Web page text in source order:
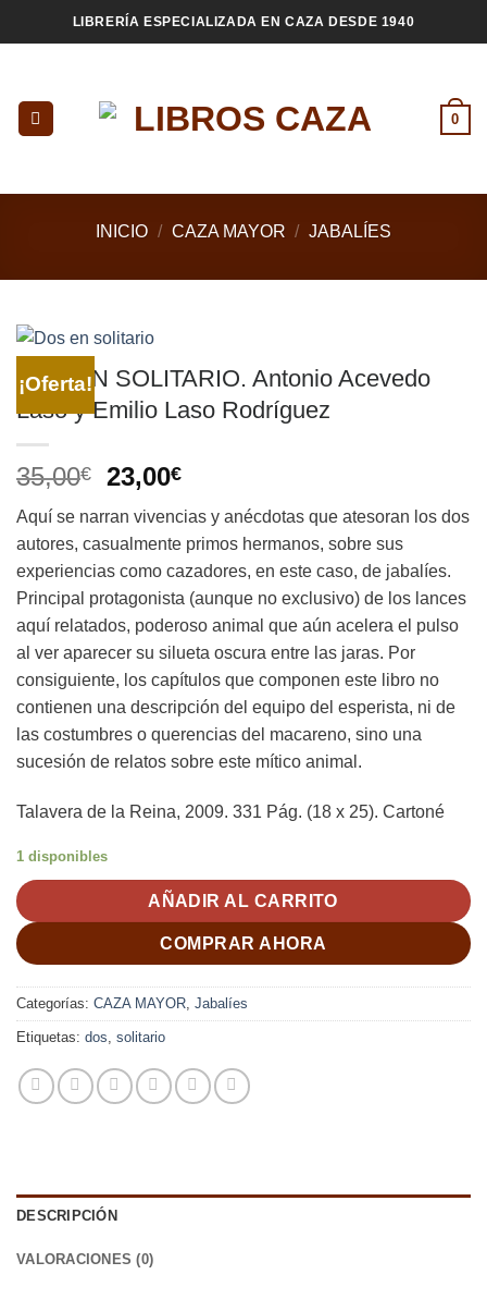
al
LIBRERÍA ESPECIALIZADA EN CAZA DESDE 1940
0
INICIO / CAZA MAYOR / JABALÍES
¡Oferta!
DOS EN SOLITARIO. Antonio Acevedo
Laso y Emilio Laso Rodríguez
35,00€
El
original
era:
35,00€.
23,00€El
precio
actual
es:
23,00€.
Aquí se narran vivencias y anécdotas que atesoran los dos
autores, casualmente primos hermanos, sobre sus
experiencias como cazadores, en este caso, de jabalíes.
Principal protagonista (aunque no exclusivo) de los lances
aquí relatados, poderoso animal que aún acelera el pulso
al ver aparecer su silueta oscura entre las jaras. Por
consiguiente, los capítulos que componen este libro no
contienen una descripción del equipo del esperista, ni de
las costumbres o querencias del macareno, sino una
sucesión de relatos sobre este mítico animal.
Talavera de la Reina, 2009. 331 Pág. (18 x 25). Cartoné
1 disponibles
AÑADIR AL CARRITO
COMPRAR AHORA
Categorías: CAZA MAYOR, Jabalíes
Etiquetas: dos, solitario
DESCRIPCIÓN
VALORACIONES (0)